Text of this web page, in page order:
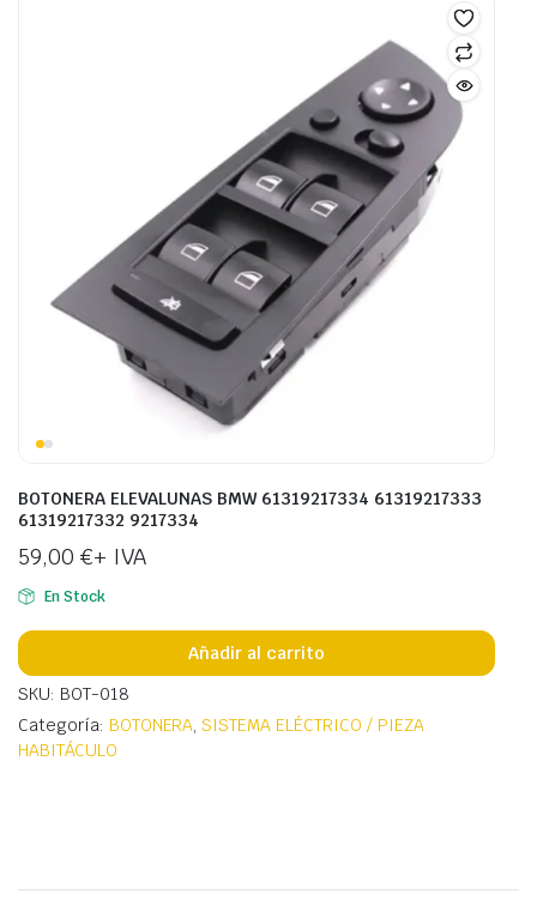
BOTONERA ELEVALUNAS BMW 61319217334 61319217333
61319217332 9217334
59,00 €+ IVA
En Stock
Añadir al carrito
SKU: BOT-018
Categoría: BOTONERA,SISTEMA ELÉCTRICO / PIEZA
HABITÁCULO